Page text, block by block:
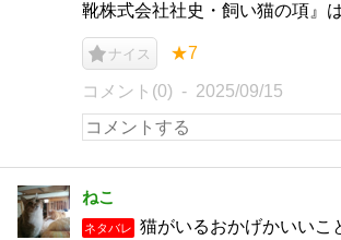
靴株式会社社史・飼い猫の項』
ナイス ★7
コメント(0) 2025/09/15
ねこ
ネタバレ
猫がいるおかげかいいこ